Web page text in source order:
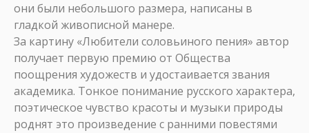
они были небольшого размера, написаны в
гладкой живописной манере.
За картину «Любители соловьиного пения» автор
получает первую премию от Общества
поощрения художеств и удостаивается звания
академика. Тонкое понимание русского характера,
поэтическое чувство красоты и музыки природы
роднят это произведение с ранними повестями